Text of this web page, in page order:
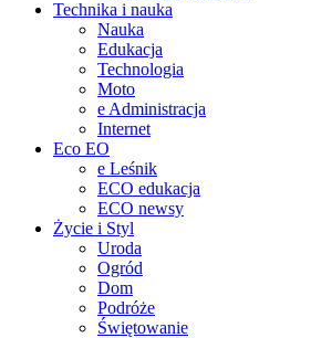
Technika i nauka
Nauka
Edukacja
Technologia
Moto
e Administracja
Internet
Eco EO
e Leśnik
ECO edukacja
ECO newsy
Życie i Styl
Uroda
Ogród
Dom
Podróże
Świętowanie